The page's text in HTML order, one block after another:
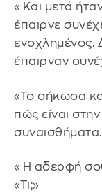
«Και μετά
έπαιρνε
ενοχλημένος.
έπαιρναν
«Το σήκωσα
πώς είναι
«Η αδερφή
«Τι;»